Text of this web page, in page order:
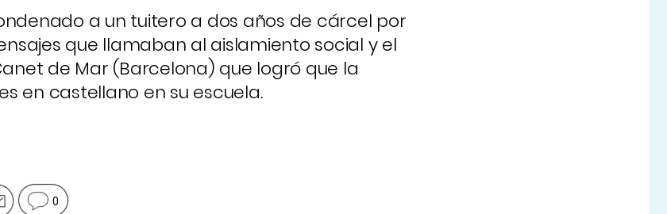
a un tuitero a dos años de cárcel por
que llamaban al aislamiento social y el
de Mar (Barcelona) que logró que la
en castellano en su escuela.
0